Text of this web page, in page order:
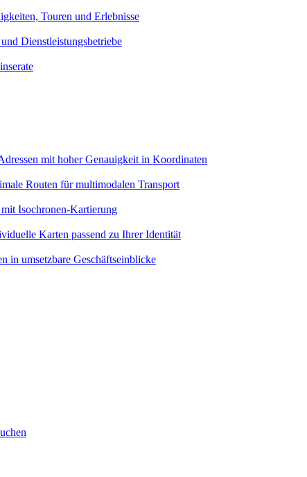
Touren und Erlebnisse
Dienstleistungsbetriebe
mit hoher Genauigkeit in Koordinaten
Routen für multimodalen Transport
Isochronen-Kartierung
Karten passend zu Ihrer Identität
in umsetzbare Geschäftseinblicke